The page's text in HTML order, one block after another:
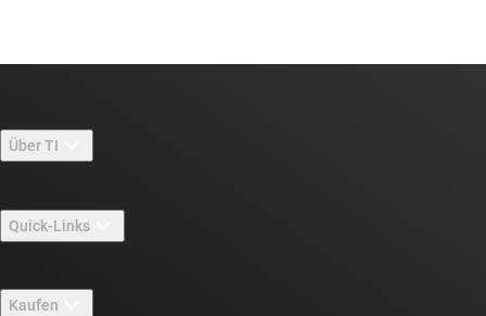
Über TI
Stellenangebote
Newsroom
Quick-Links
Kaufen